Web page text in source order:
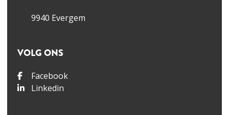
9940 Evergem
VOLG ONS
Facebook
Linkedin